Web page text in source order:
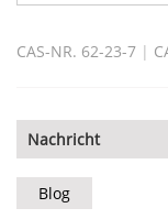
CAS-NR. 62-23-7 |
Nachricht
Blog